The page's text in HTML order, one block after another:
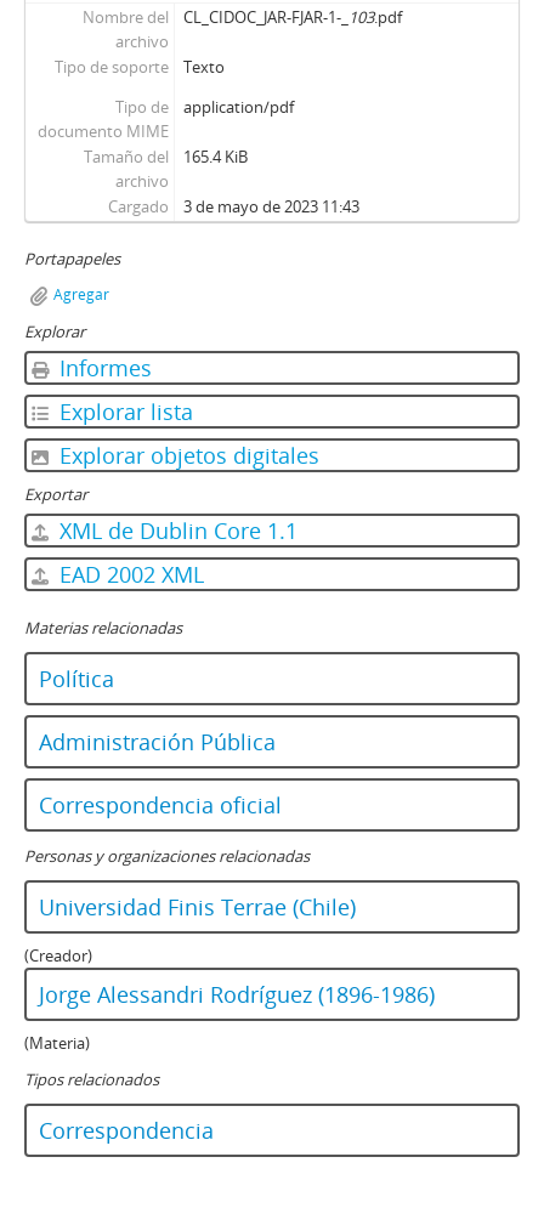
Nombre del
archivo
CL_CIDOC_JAR-FJAR-1-_ 103.pdf
Tipo de soporte
Texto
Tipo de
documento MIME
application/pdf
Tamaño del
archivo
165.4 KiB
Cargado 3 de mayo de 2023 11:43
Portapapeles
Agregar
Explorar
Informes
Explorar lista
Explorar objetos digitales
Exportar
XML de Dublin Core 1.1
EAD 2002 XML
Materias relacionadas
Política
Administración Pública
Correspondencia oficial
Personas y organizaciones relacionadas
Universidad Finis Terrae (Chile)
(Creador)
Jorge Alessandri Rodríguez (1896-1986)
(Materia)
Tipos relacionados
Correspondencia